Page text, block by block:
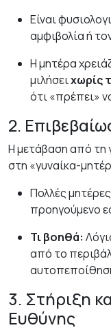
Είναι
αμφιβολία ή
Η μητέρα
μιλήσειχωρίς
ότι «πρέπει»
2.
Η μετάβαση από τη
στη «γυναίκα-
Πολλές
προηγούμενο
Τι βοηθά:
από το
3. Στήριξη
Ευθύνης